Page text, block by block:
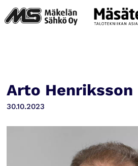
Arto Henriksson
30.10.2023